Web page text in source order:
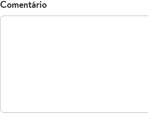
Comentário